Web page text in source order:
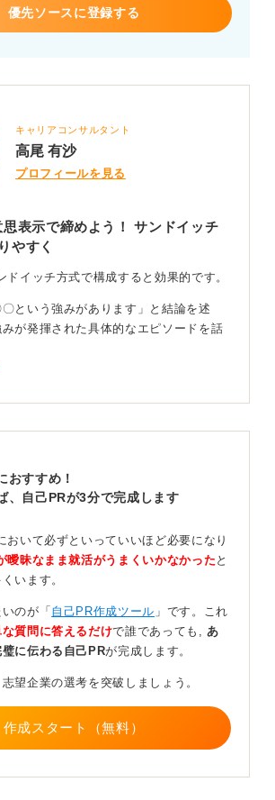
優先ソースに登録する
キャリアコンサルタント
高尾 有沙
プロフィールを見る
思表示で締めよう！ サンドイッチ
やすく
ドイッチ方式で構成すると効果的です。
という強みがあります」と結論を述
が発揮された具体的なエピソードを話
ることで、面接官は「これから強みの
」と聞く姿勢を整えることができるた
貴社への貢献意欲で熱意を伝えよう
たいと考えています」と入社後の意欲
と、非常にきれいにまとまり、あなた
す。
話して終わるのではなく、その力を入
せるのかまで具体的に言及することで、
自社で活躍する姿をイメージしやすく
たを採用するメリットを明確に示すも
おすすめ！
、自己PRが3分で完成します
おいて必ずといっていいほど必要になり
曖昧なまま就活がうまくいかなかった と
います。
のが「 自己PR作成ツール 」です。これ
質問に答えるだけで誰であっても, あ
に伝わる自己PRが完成します。
望企業の選考を突破しましょう。
作成スタート（無料）